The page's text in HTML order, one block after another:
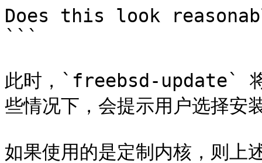
Does this look
```
此时，`freebsd-update` 将
些情况下，会提示用户选择安
如果使用的是定制内核，则上